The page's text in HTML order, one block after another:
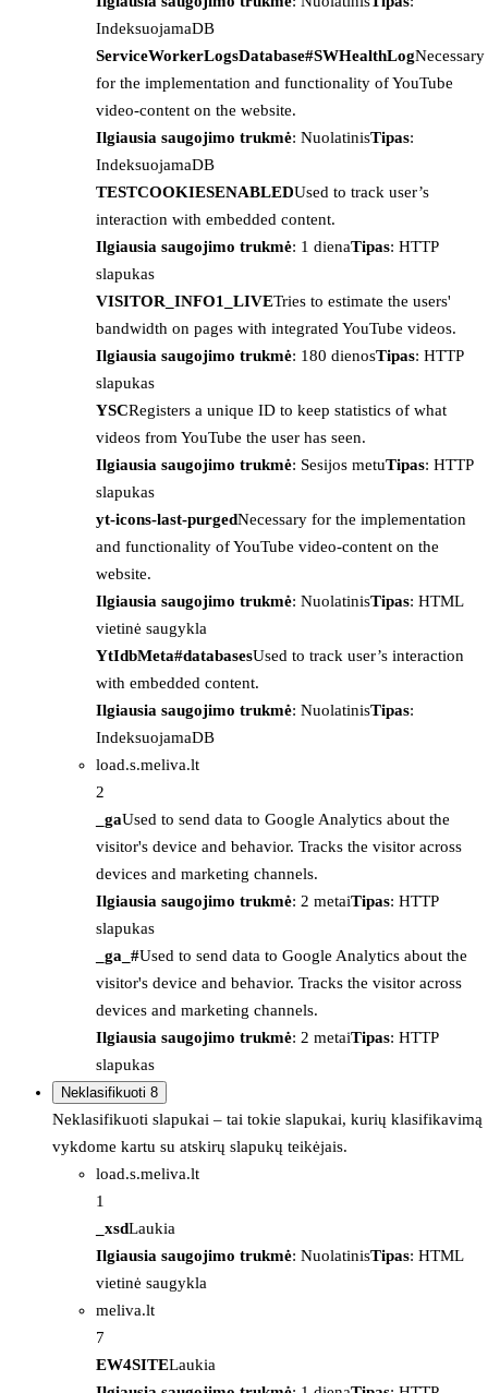
IndeksuojamaDB
ServiceWorkerLogsDatabase#SWHealthLogNecessary
for the implementation and functionality of YouTube
video-content on the website.
Ilgiausia saugojimo trukmė: NuolatinisTipas:
IndeksuojamaDB
TESTCOOKIESENABLEDUsed to track user’s
interaction with embedded content.
Ilgiausia saugojimo trukmė: 1 dienaTipas: HTTP
slapukas
VISITOR_INFO1_LIVETries to estimate the users'
bandwidth on pages with integrated YouTube videos.
Ilgiausia saugojimo trukmė: 180 dienosTipas: HTTP
slapukas
YSCRegisters a unique ID to keep statistics of what
videos from YouTube the user has seen.
Ilgiausia saugojimo trukmė: Sesijos metuTipas: HTTP
slapukas
yt-icons-last-purgedNecessary for the implementation
and functionality of YouTube video-content on the
website.
Ilgiausia saugojimo trukmė: NuolatinisTipas: HTML
vietinė saugykla
YtIdbMeta#databasesUsed to track user’s interaction
with embedded content.
Ilgiausia saugojimo trukmė: NuolatinisTipas:
IndeksuojamaDB
load.s.meliva.lt
2
_gaUsed to send data to Google Analytics about the
visitor's device and behavior. Tracks the visitor across
devices and marketing channels.
Ilgiausia saugojimo trukmė: 2 metaiTipas: HTTP
slapukas
_ga_#Used to send data to Google Analytics about the
visitor's device and behavior. Tracks the visitor across
devices and marketing channels.
Ilgiausia saugojimo trukmė: 2 metaiTipas: HTTP
slapukas
Neklasifikuoti 8
Neklasifikuoti slapukai – tai tokie slapukai, kurių klasifikavimą
vykdome kartu su atskirų slapukų teikėjais.
load.s.meliva.lt
1
_xsdLaukia
Ilgiausia saugojimo trukmė: NuolatinisTipas: HTML
vietinė saugykla
meliva.lt
7
EW4SITELaukia